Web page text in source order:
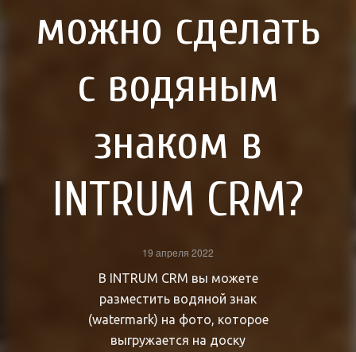
можно сделать
с водяным
знаком в
INTRUM CRM?
19 апреля 2022
В INTRUM CRM вы можете
разместить водяной знак
(watermark) на фото, которое
выгружается на доску